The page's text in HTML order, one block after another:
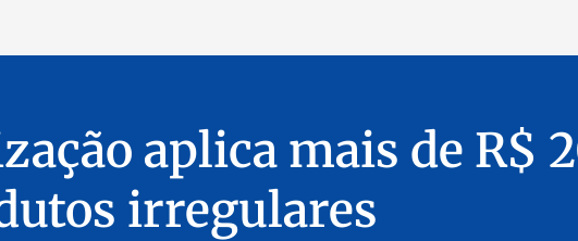
aplica mais de R$
irregulares